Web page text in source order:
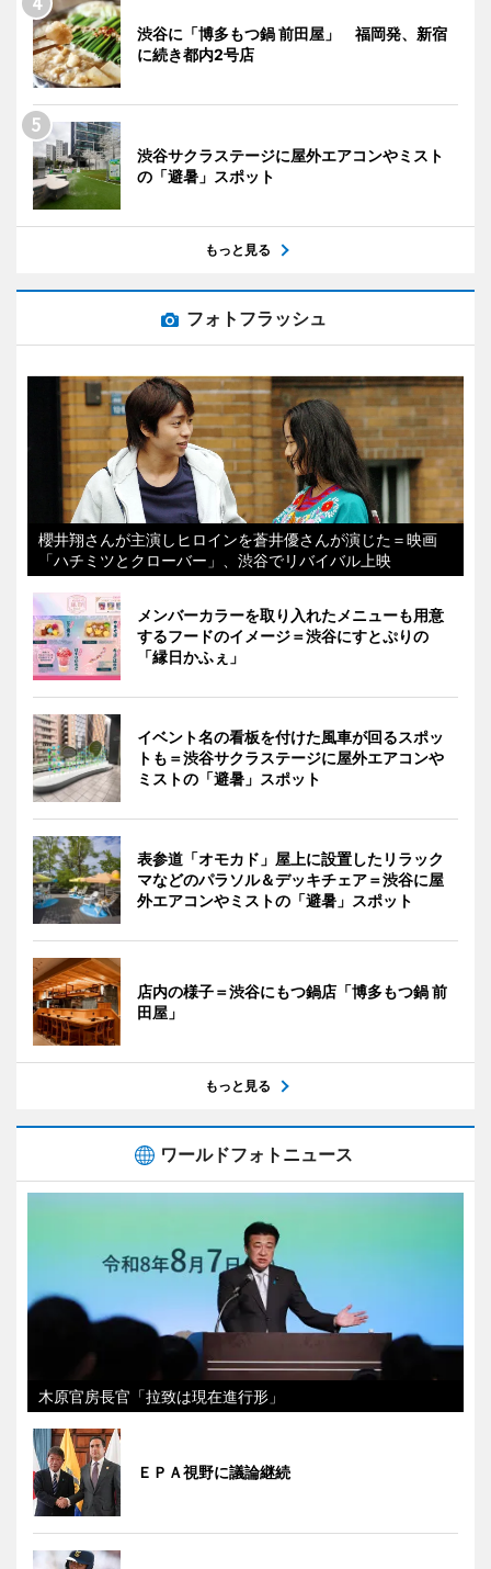
渋谷に「博多もつ鍋 前田屋」 福岡発、新宿
に続き都内2号店
渋谷サクラステージに屋外エアコンやミスト
の「避暑」スポット
もっと見る
フォトフラッシュ
櫻井翔さんが主演しヒロインを蒼井優さんが演じた＝映画
「ハチミツとクローバー」、渋谷でリバイバル上映
メンバーカラーを取り入れたメニューも用意
するフードのイメージ＝渋谷にすとぷりの
「縁日かふぇ」
イベント名の看板を付けた風車が回るスポッ
トも＝渋谷サクラステージに屋外エアコンや
ミストの「避暑」スポット
表参道「オモカド」屋上に設置したリラック
マなどのパラソル＆デッキチェア＝渋谷に屋
外エアコンやミストの「避暑」スポット
店内の様子＝渋谷にもつ鍋店「博多もつ鍋 前
田屋」
もっと見る
ワールドフォトニュース
木原官房長官「拉致は現在進行形」
ＥＰＡ視野に議論継続